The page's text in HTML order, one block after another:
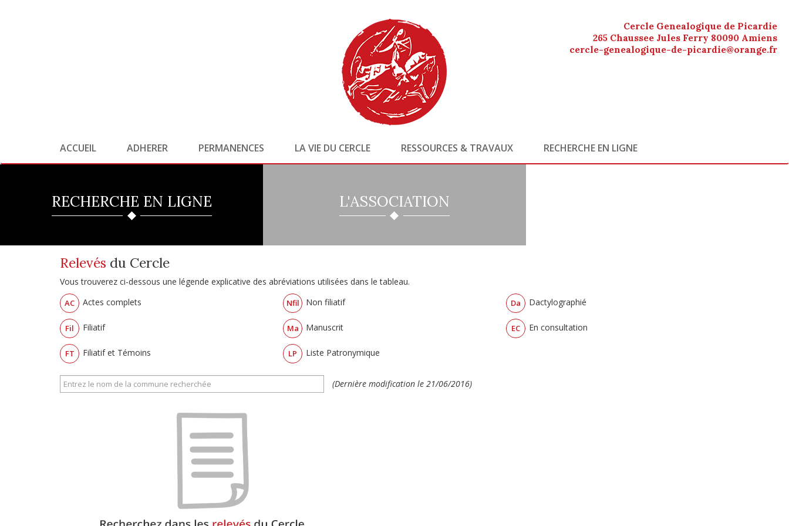
Cercle Genealogique de Picardie
265 Chaussee Jules Ferry 80090 Amiens
cercle-genealogique-de-picardie@orange.fr
ACCUEIL ADHERER PERMANENCES LA VIE DU CERCLE RESSOURCES & TRAVAUX RECHERCHE EN LIGNE
RECHERCHE EN LIGNE L'ASSOCIATION
Relevés du Cercle
Vous trouverez ci-dessous une légende explicative des abréviations utilisées dans le tableau.
AC Actes complets
Fil Filiatif
FT Filiatif et Témoins
Nfil Non filiatif
Ma Manuscrit
LP Liste Patronymique
Da Dactylographié
EC En consultation
(Dernière modification le 21/06/2016)